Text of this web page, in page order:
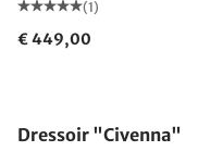
(1)
€ 449,00
Dressoir "Civenna"